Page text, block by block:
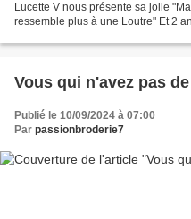
Lucette V nous présente sa jolie
ressemble plus à une Loutre" Et 2
Vous qui n'avez pas
Publié le 10/09/2024 à 07:00
Par passionbroderie7